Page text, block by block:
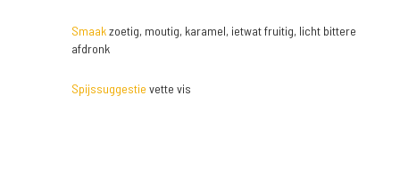
Smaakzoetig, moutig, karamel, ietwat fruitig, licht bittere
afdronk
Spijssuggestie vette vis